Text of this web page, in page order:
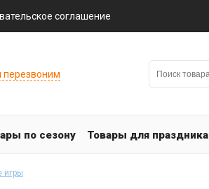
соглашение
по сезону Товары для праздника
игры